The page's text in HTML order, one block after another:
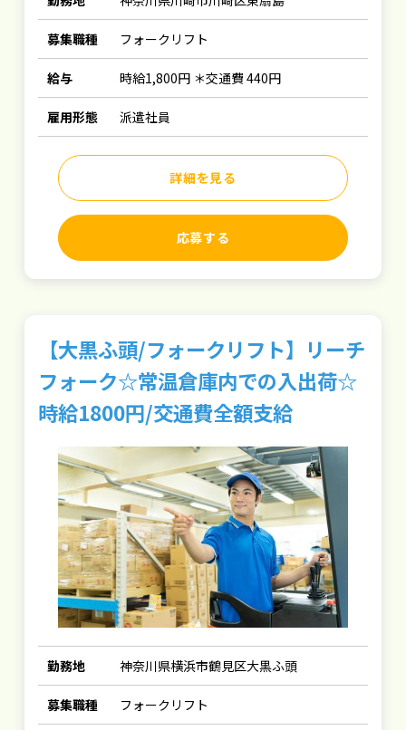
募集職種 フォークリフト
給与 時給1,800円 ＊交通費 440円
雇用形態 派遣社員
詳細を見る
応募する
【大黒ふ頭/フォークリフト】リーチ
フォーク☆常温倉庫内での入出荷☆
時給1800円/交通費全額支給
勤務地 神奈川県横浜市鶴見区大黒ふ頭
募集職種 フォークリフト